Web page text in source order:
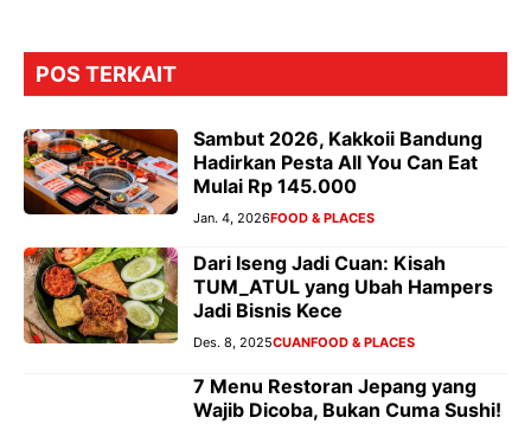
POS TERKAIT
Sambut 2026, Kakkoii Bandung
Hadirkan Pesta All You Can Eat
Mulai Rp 145.000
Jan. 4, 2026FOOD & PLACES
Dari Iseng Jadi Cuan: Kisah
TUM_ATUL yang Ubah Hampers
Jadi Bisnis Kece
Des. 8, 2025CUANFOOD & PLACES
7 Menu Restoran Jepang yang
Wajib Dicoba, Bukan Cuma Sushi!